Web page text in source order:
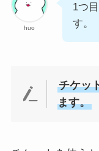
huo
1つ
す。
チケッ
ます。